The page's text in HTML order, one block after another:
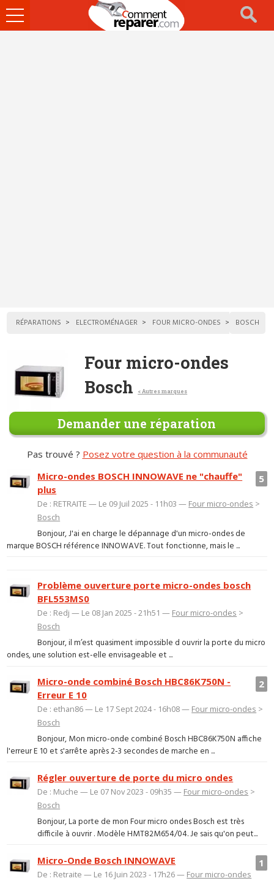
Ouvrir
le
RÉPARATIONS ELECTROMÉNAGER FOUR MICRO-ONDES BOSCH
Four micro-ondes
Bosch
< Autres marques
Demander une réparation
Pas trouvé ? Posez votre question à la communauté
5
Micro-ondes BOSCH INNOWAVE ne "chauffe"
plus
De : RETRAITE — Le 09 Juil 2025 - 11h03 — Four micro-ondes >
Bosch
Bonjour, J'ai en charge le dépannage d'un micro-ondes de
marque BOSCH référence INNOWAVE. Tout fonctionne, mais le ...
Problème ouverture porte micro-ondes bosch
BFL553MS0
De : Redj — Le 08 Jan 2025 - 21h51 — Four micro-ondes >
Bosch
Bonjour, il m’est quasiment impossible d ouvrir la porte du micro
ondes, une solution est-elle envisageable et ...
2
Micro-onde combiné Bosch HBC86K750N -
Erreur E 10
De : ethan86 — Le 17 Sept 2024 - 16h08 — Four micro-ondes >
Bosch
Bonjour, Mon micro-onde combiné Bosch HBC86K750N affiche
l'erreur E 10 et s'arrête après 2-3 secondes de marche en ...
Régler ouverture de porte du micro ondes
De : Muche — Le 07 Nov 2023 - 09h35 — Four micro-ondes >
Bosch
Bonjour, La porte de mon Four micro ondes Bosch est très
difficile à ouvrir . Modèle HMT82M654/04. Je sais qu'on peut...
1
Micro-Onde Bosch INNOWAVE
De : Retraite — Le 16 Juin 2023 - 17h26 — Four micro-ondes